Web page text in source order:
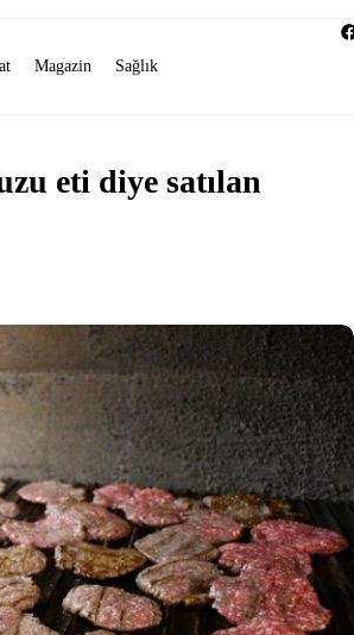
Magazin Sağlık
eti diye satılan